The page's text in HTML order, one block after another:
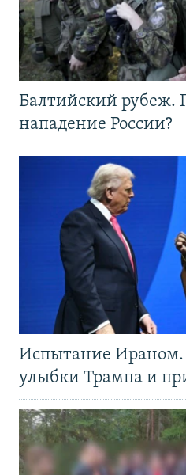
Балтийский рубеж.
нападение России?
Испытание Ираном.
улыбки Трампа и